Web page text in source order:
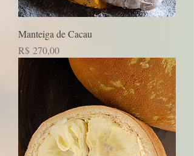
Manteiga de Cacau
Preço
R$ 270,00